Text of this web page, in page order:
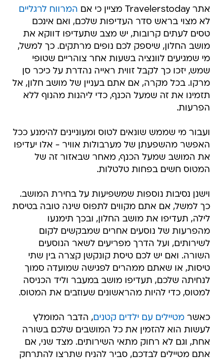
אתר Travelerstoday מציין כי אם
המרווח לרגליים
לא מצוי בראש סדר העדיפות שלכם, ואם אינכם
טסים לעתים קרובות, יש מצב שתעדיפו דווקא את
מושב החלון, שיספק לכם נופים מרתקים. כך למשל,
מי שמגיעים לוונציה בשעות אחר צוהריים שטופי
שמש, יזכו כך לקבל זווית ראייה נהדרת על כיכר סן
מרקו. בכל מקרה, אם אתם בעניין של מושב חלון, אל
תזמינו את זה שמעל הכנף, כדי ליהנות מהנוף ללא
הפרעות.
ועבור מי שממש שונאים לטוס ומעוניינים להימנע ככל
האפשר מהשפעתן של מערבולות אוויר - אלו יעדיפו
את המושב שמעל הכנף, מאחר שבאזור זה של
המטוס חשים בפחות טלטלות.
וישנן נסיבות נוספות שמשפיעות על בחירת המושב.
כך למשל, אם אתם מקווים לתפוס שינה טובה בטיסת
לילה, תעדיפו את מושב החלון, ובכך תימנעו
מהפרעות של נוסעים אחרים שמבקשים לקום
לשירותים, ועל הדרך מפריעים לשאר הנוסעים
השורה. ואם יש לכם טיסת קונקשן קצרה בין שתי
טיסות, או שאתם ממהרים לפגישה שמועדה סמוך
לנחיתה שלכם, תעדיפו מושב במעבר וליד הכניסה
למטוס, כדי להיות מהראשונים שעוזבים את המטוס.
כאשרמטיילים עם ילדים קטנים, הדבר המומלץ
לעשות הוא להזמין את כל המושבים שלכם בשורה
אחת, וגם לא רחוק מתאי השירותים. מצד שני, אם
אתם מטיילים לבדכם, סביר להניח שתרצו להתרחק